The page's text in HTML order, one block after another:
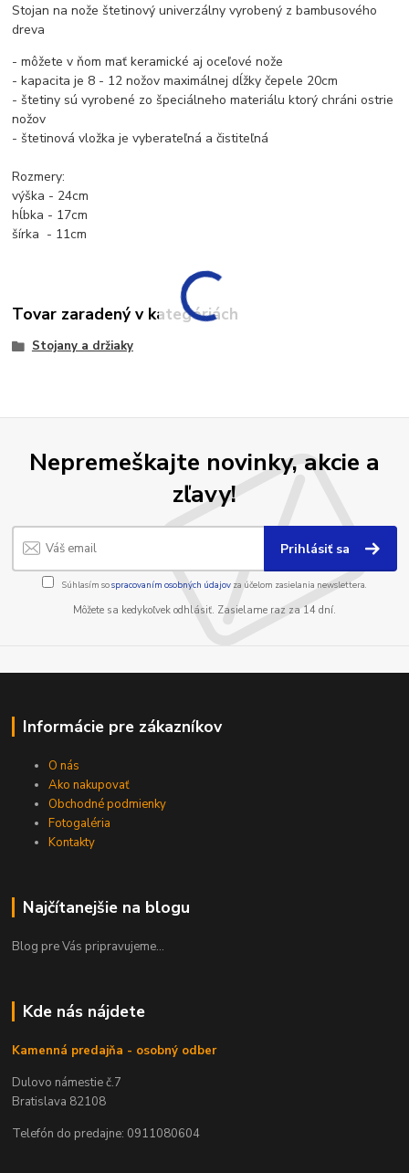
Stojan na nože štetinový univerzálny vyrobený z bambusového
dreva
- môžete v ňom mať keramické aj oceľové nože
- kapacita je 8 - 12 nožov maximálnej dĺžky čepele 20cm
- štetiny sú vyrobené zo špeciálneho materiálu ktorý chráni ostrie
nožov
- štetinová vložka je vyberateľná a čistiteľná
Rozmery:
výška - 24cm
hĺbka - 17cm
šírka - 11cm
Tovar zaradený v kategóriách
Stojany a držiaky
Nepremeškajte novinky, akcie a
zľavy!
Prihlásiť sa
Súhlasím sospracovaním osobných údajov za účelom zasielania newslettera.
Môžete sa kedykoľvek odhlásiť. Zasielame raz za 14 dní.
Informácie pre zákazníkov
O nás
Ako nakupovať
Obchodné podmienky
Fotogaléria
Kontakty
Najčítanejšie na blogu
Blog pre Vás pripravujeme...
Kde nás nájdete
Kamenná predajňa - osobný odber
Dulovo námestie č.7
Bratislava 82108
Telefón do predajne: 0911080604